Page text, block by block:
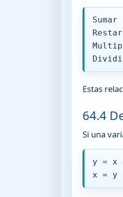
Estas
64.4
Si una
y = x
x = y